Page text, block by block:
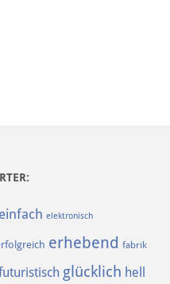
einfach elektronisch
erhebend fabrik
glücklich hell